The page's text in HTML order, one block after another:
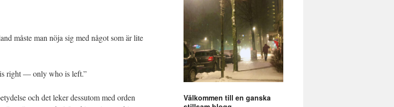
måste man nöja sig med något som är lite
is right — only who is left.”
och det leker dessutom med orden
Välkommen till en ganska